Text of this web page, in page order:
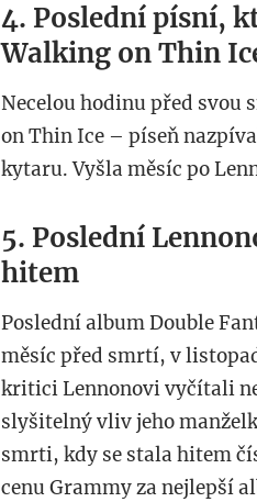
4. Poslední písní,
Walking on Thin
Necelou hodinu před svou
on Thin Ice – píseň
kytaru. Vyšla měsíc po
5. Poslední
hitem
Poslední album Double
měsíc před smrtí, v
kritici Lennonovi vyčítali
slyšitelný vliv jeho
smrti, kdy se stala hitem
cenu Grammy za nejlepší